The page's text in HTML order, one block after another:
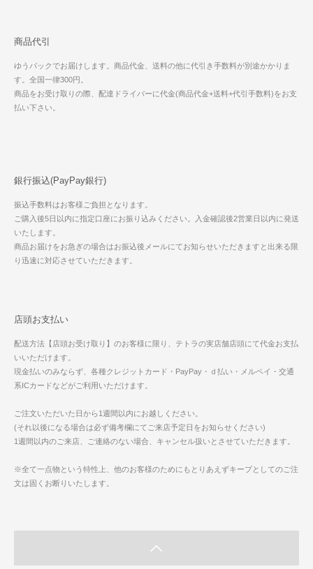
商品代引
ゆうパックでお届けします。商品代金、送料の他に代引き手数料が別途かかりま
す。全国一律300円。
商品をお受け取りの際、配達ドライバーに代金(商品代金+送料+代引手数料)をお支
払い下さい。
銀行振込(PayPay銀行)
振込手数料はお客様ご負担となります。
ご購入後5日以内に指定口座にお振り込みください。入金確認後2営業日以内に発送
いたします。
商品お届けをお急ぎの場合はお振込後メールにてお知らせいただきますと出来る限
り迅速に対応させていただきます。
店頭お支払い
配送方法【店頭お受け取り】のお客様に限り、テトラの実店舗店頭にて代金お支払
いいただけます。
現金払いのみならず、各種クレジットカード・PayPay・ｄ払い・メルペイ・交通
系ICカードなどがご利用いただけます。
ご注文いただいた日から1週間以内にお越しください。
(それ以後になる場合は必ず備考欄にてご来店予定日をお知らせください)
1週間以内のご来店、ご連絡のない場合、キャンセル扱いとさせていただきます。
※全て一点物という特性上、他のお客様のためにもとりあえずキープとしてのご注
文は固くお断りいたします。